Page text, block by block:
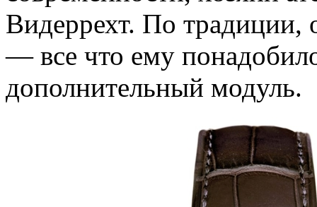
Видеррехт. По традиции,
— все что ему
дополнительный модуль.